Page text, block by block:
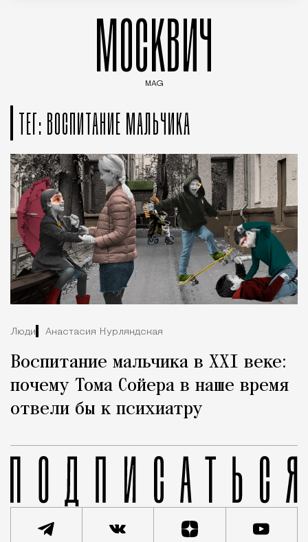
МОСКВИЧ
MAG
ТЕГ: ВОСПИТАНИЕ МАЛЬЧИКА
Люди Анастасия Курляндская
Воспитание мальчика в XXI веке:
почему Тома Сойера в наше время
отвели бы к психиатру